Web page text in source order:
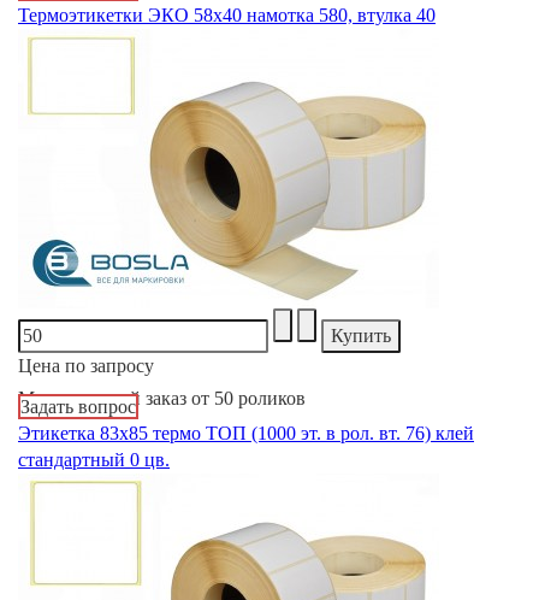
Термоэтикетки ЭКО 58х40 намотка 580, втулка 40
Цена по запросу
Минимальный заказ от 50 роликов
Задать вопрос
Этикетка 83х85 термо ТОП (1000 эт. в рол. вт. 76) клей
стандартный 0 цв.